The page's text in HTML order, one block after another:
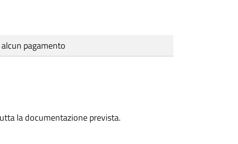
pagamento
la documentazione prevista.